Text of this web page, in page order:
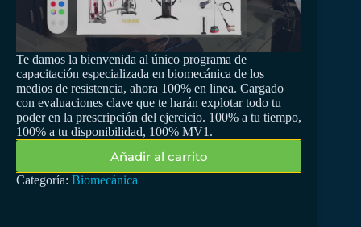
Te damos la bienvenida al único programa de
capacitación especializada en biomecánica de los
medios de resistencia, ahora 100% en linea. Cargado
con evaluaciones clave que te harán explotar todo tu
poder en la prescripción del ejercicio. 100% a tu tiempo,
100% a tu disponibilidad, 100% MV1.
Añadir al carrito
Categoría: Biomecánica